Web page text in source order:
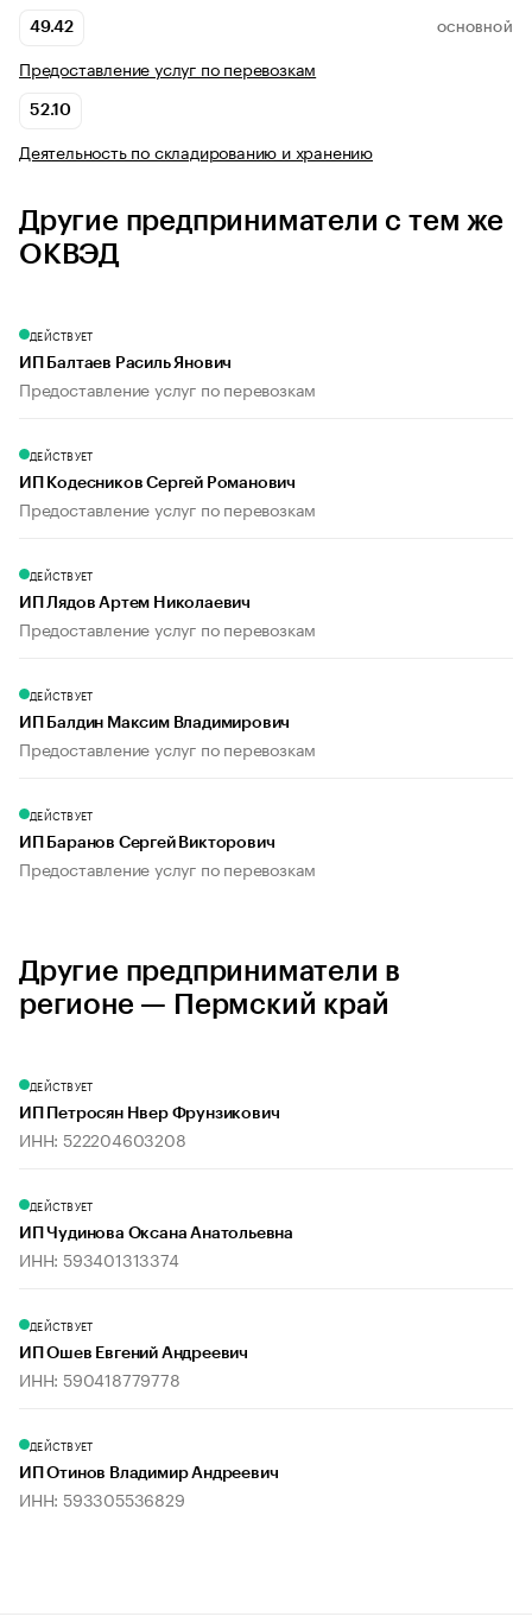
49.42 ОСНОВНОЙ
Предоставление услуг по перевозкам
52.10
Деятельность по складированию и хранению
Другие предприниматели с тем же
ОКВЭД
ДЕЙСТВУЕТ
ИП Балтаев Расиль Янович
Предоставление услуг по перевозкам
ДЕЙСТВУЕТ
ИП Кодесников Сергей Романович
Предоставление услуг по перевозкам
ДЕЙСТВУЕТ
ИП Лядов Артем Николаевич
Предоставление услуг по перевозкам
ДЕЙСТВУЕТ
ИП Балдин Максим Владимирович
Предоставление услуг по перевозкам
ДЕЙСТВУЕТ
ИП Баранов Сергей Викторович
Предоставление услуг по перевозкам
Другие предприниматели в
регионе — Пермский край
ДЕЙСТВУЕТ
ИП Петросян Нвер Фрунзикович
ИНН: 522204603208
ДЕЙСТВУЕТ
ИП Чудинова Оксана Анатольевна
ИНН: 593401313374
ДЕЙСТВУЕТ
ИП Ошев Евгений Андреевич
ИНН: 590418779778
ДЕЙСТВУЕТ
ИП Отинов Владимир Андреевич
ИНН: 593305536829